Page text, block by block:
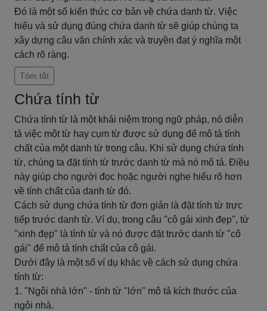
Đó là một số kiến thức cơ bản về chứa danh từ. Việc
hiểu và sử dụng đúng chứa danh từ sẽ giúp chúng ta
xây dựng câu văn chính xác và truyền đạt ý nghĩa một
cách rõ ràng.
Tóm tắt
Chứa tính từ
Chứa tính từ là một khái niệm trong ngữ pháp, nó diễn
tả việc một từ hay cụm từ được sử dụng để mô tả tính
chất của một danh từ trong câu. Khi sử dụng chứa tính
từ, chúng ta đặt tính từ trước danh từ mà nó mô tả. Điều
này giúp cho người đọc hoặc người nghe hiểu rõ hơn
về tính chất của danh từ đó.
Cách sử dụng chứa tính từ đơn giản là đặt tính từ trực
tiếp trước danh từ. Ví dụ, trong câu "cô gái xinh đẹp", từ
"xinh đẹp" là tính từ và nó được đặt trước danh từ "cô
gái" để mô tả tính chất của cô gái.
Dưới đây là một số ví dụ khác về cách sử dụng chứa
tính từ:
1. "Ngôi nhà lớn" - tính từ "lớn" mô tả kích thước của
ngôi nhà.